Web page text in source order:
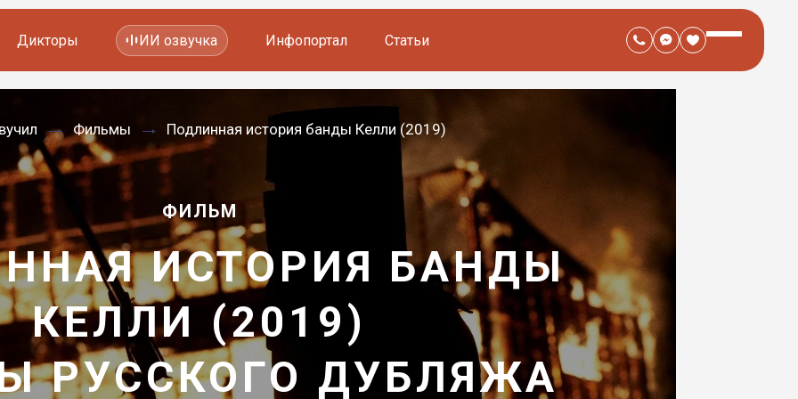
Мультфильмов
YouTube каналов
Видеорекламы
Дикторы ИИ озвучка Инфопортал Статьи
Фильмы Подлинная история банды Келли (2019)
ФИЛЬМ
ИСТОРИЯ БАНДЫ
КЕЛЛИ (2019)
—
РУССКОГО ДУБЛЯЖА